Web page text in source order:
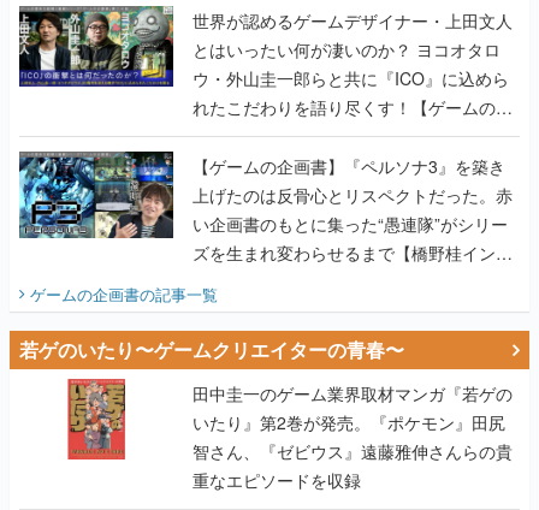
世界が認めるゲームデザイナー・上田文人
とはいったい何が凄いのか？ ヨコオタロ
ウ・外山圭一郎らと共に『ICO』に込めら
れたこだわりを語り尽くす！【ゲームの企
画書】
【ゲームの企画書】『ペルソナ3』を築き
上げたのは反骨心とリスペクトだった。赤
い企画書のもとに集った“愚連隊”がシリー
ズを生まれ変わらせるまで【橋野桂インタ
ゲームの企画書の記事一覧
若ゲのいたり〜ゲームクリエイターの青春〜
田中圭一のゲーム業界取材マンガ『若ゲの
いたり』第2巻が発売。『ポケモン』田尻
智さん、『ゼビウス』遠藤雅伸さんらの貴
重なエピソードを収録